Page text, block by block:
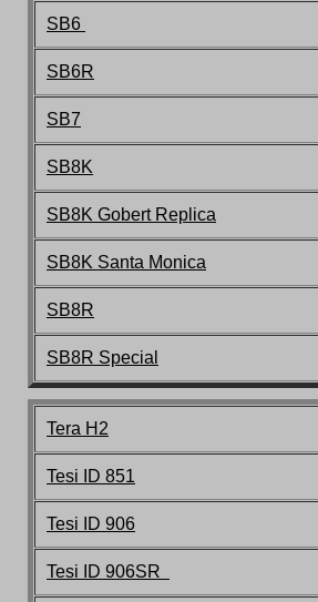
SB6
SB6R
SB7
SB8K
SB8K Gobert Replica
SB8K Santa Monica
SB8R
SB8R Special
Tera H2
Tesi ID 851
Tesi ID 906
Tesi ID 906SR